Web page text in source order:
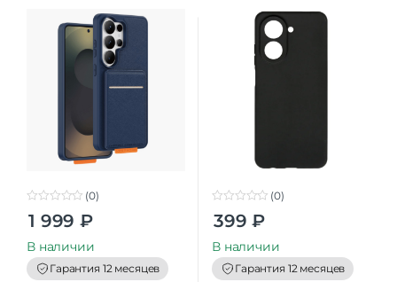
t
o
f
5
(0)
1 999 ₽
В наличии
Гарантия 12 месяцев
o
t
o
f
5
(0)
399 ₽
В наличии
Гарантия 12 месяцев